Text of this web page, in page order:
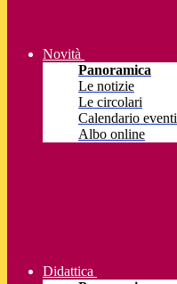
Novità
Panoramica
Le notizie
Le circolari
Calendario eventi
Albo online
Didattica